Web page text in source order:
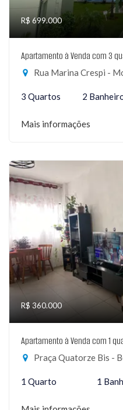
R$ 699.000
Apartamento à Venda com 3
Rua Marina Crespi -
3 Quartos 2
Mais informações
R$ 360.000
Apartamento à Venda com 1
Praça Quatorze Bis -
1 Quarto 1